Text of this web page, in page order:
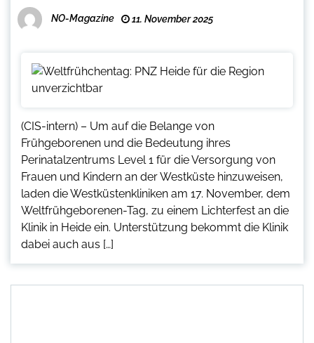
NO-Magazine 11. November 2025
(CIS-intern) – Um auf die Belange von
Frühgeborenen und die Bedeutung ihres
Perinatalzentrums Level 1 für die Versorgung von
Frauen und Kindern an der Westküste hinzuweisen,
laden die Westküstenkliniken am 17. November, dem
Weltfrühgeborenen-Tag, zu einem Lichterfest an die
Klinik in Heide ein. Unterstützung bekommt die Klinik
dabei auch aus […]